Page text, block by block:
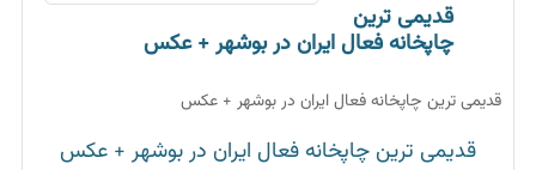
قدیمی ترین
چاپخانه فعال ایران در بوشهر + عکس
قدیمی ترین چاپخانه فعال ایران در بوشهر + عکس
قدیمی ترین چاپخانه فعال ایران در بوشهر + عکس